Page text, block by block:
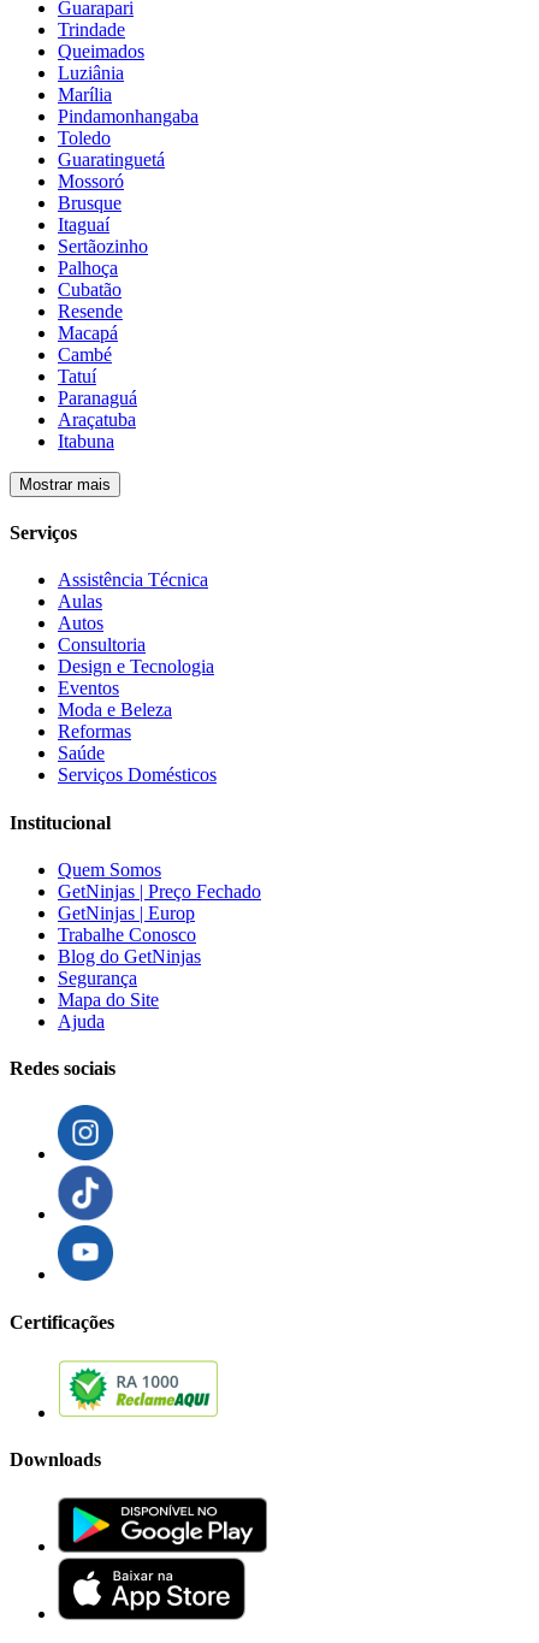
Guarapari
Trindade
Queimados
Luziânia
Marília
Pindamonhangaba
Toledo
Guaratinguetá
Mossoró
Brusque
Itaguaí
Sertãozinho
Palhoça
Cubatão
Resende
Macapá
Cambé
Tatuí
Paranaguá
Araçatuba
Itabuna
Mostrar mais
Serviços
Assistência Técnica
Aulas
Autos
Consultoria
Design e Tecnologia
Eventos
Moda e Beleza
Reformas
Saúde
Serviços Domésticos
Institucional
Quem Somos
GetNinjas | Preço Fechado
GetNinjas | Europ
Trabalhe Conosco
Blog do GetNinjas
Segurança
Mapa do Site
Ajuda
Redes sociais
Certificações
Downloads